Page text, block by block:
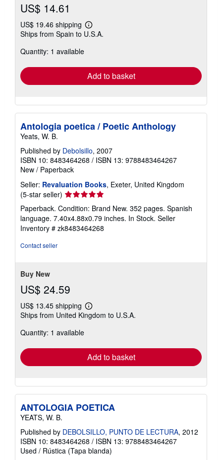
US$ 14.61
US$ 19.46 shipping
Learn
more
Ships from Spain to U.S.A.
Quantity: 1 available
Add to basket
Antologia poetica / Poetic Anthology
Yeats, W. B.
Published by Debolsillo, 2007
ISBN 10: 8483464268 / ISBN 13: 9788483464267
New / Paperback
Seller: Revaluation Books, Exeter, United Kingdom
(5-star seller) Seller
rating
5
out
of
Paperback. Condition: Brand New. 352 pages. Spanish
language. 7.40x4.88x0.79 inches. In Stock. Seller
Inventory # zk8483464268
Contact seller
Buy New
US$ 24.59
US$ 13.45 shipping
Learn
more
Ships from United Kingdom to U.S.A.
Quantity: 1 available
Add to basket
ANTOLOGIA POETICA
YEATS, W. B.
Published by DEBOLSILLO, PUNTO DE LECTURA, 2012
ISBN 10: 8483464268 / ISBN 13: 9788483464267
Used / Rústica (Tapa blanda)